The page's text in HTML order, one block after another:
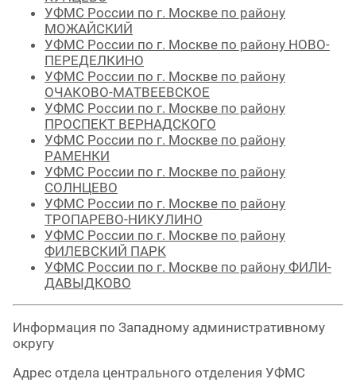
УФМС России по г. Москве по району
МОЖАЙСКИЙ
УФМС России по г. Москве по району НОВО-
ПЕРЕДЕЛКИНО
УФМС России по г. Москве по району
ОЧАКОВО-МАТВЕЕВСКОЕ
УФМС России по г. Москве по району
ПРОСПЕКТ ВЕРНАДСКОГО
УФМС России по г. Москве по району
РАМЕНКИ
УФМС России по г. Москве по району
СОЛНЦЕВО
УФМС России по г. Москве по району
ТРОПАРЕВО-НИКУЛИНО
УФМС России по г. Москве по району
ФИЛЕВСКИЙ ПАРК
УФМС России по г. Москве по району ФИЛИ-
ДАВЫДКОВО
Информация по Западному административному
округу
Адрес отдела центрального отделения УФМС